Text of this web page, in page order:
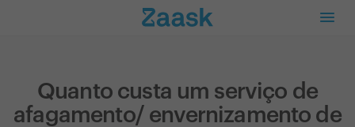
Quanto custa um serviço de
afagamento/ envernizamento de